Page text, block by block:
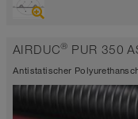
hoch abriebfester
antistatisch < 10⁹
Wandstärke ca. 0,7 mm
AIRDUC® PUR 350
Antistatischer